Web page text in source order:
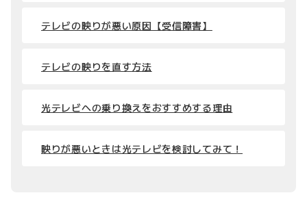
テレビの映りが悪い原因【受信障害】
テレビの映りを直す方法
光テレビへの乗り換えをおすすめする理由
映りが悪いときは光テレビを検討してみて！